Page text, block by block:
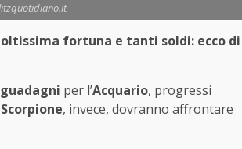
fortuna e tanti soldi: ecco di
per l’Acquario, progressi
Scorpione, invece, dovranno affrontare